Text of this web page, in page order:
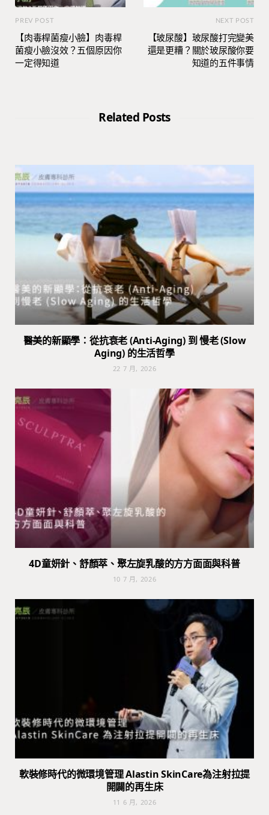
PREV POST
【肉毒桿菌瘦小臉】肉毒桿
菌瘦小臉沒效？五個原因你
一定得知道
NEXT POST
【玻尿酸】玻尿酸打完變美
還是更糟？關於玻尿酸你要
知道的五件事情
Related Posts
醫美的新顯學：從抗衰老 (Anti-Aging) 到 慢老 (Slow
Aging) 的生活哲學
22 7 月, 2026
4D童妍針、舒顏萃、聚左旋乳酸的方方面面與科普
10 7 月, 2026
軟裝修時代的微環境管理 Alastin SkinCare為注射拉提
開闢的再生床
11 6 月, 2026